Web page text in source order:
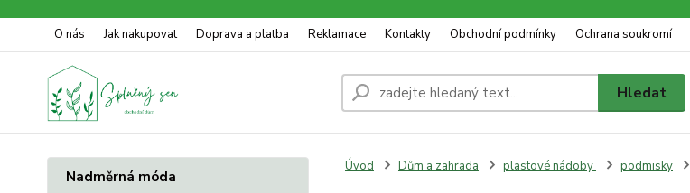
O nás Jak nakupovat Doprava a platba Reklamace Kontakty Obchodní podmínky Ochrana soukromí
Hledat
Nadměrná móda
Úvod Dům a zahrada plastové nádoby podmisky